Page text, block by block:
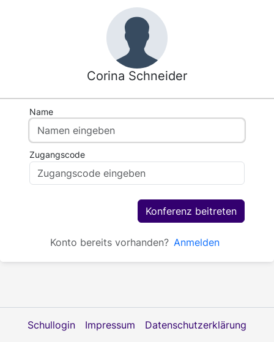
Corina Schneider
Name
Zugangscode
Konferenz beitreten
Konto bereits vorhanden? Anmelden
Schullogin Impressum Datenschutzerklärung